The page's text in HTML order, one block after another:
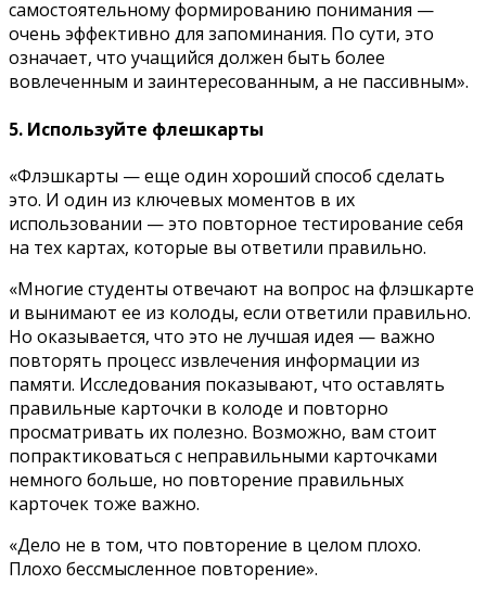
самостоятельному формированию понимания —
очень эффективно для запоминания. По сути, это
означает, что учащийся должен быть более
вовлеченным и заинтересованным, а не пассивным».
5. Используйте флешкарты
«Флэшкарты — еще один хороший способ сделать
это. И один из ключевых моментов в их
использовании — это повторное тестирование себя
на тех картах, которые вы ответили правильно.
«Многие студенты отвечают на вопрос на флэшкарте
и вынимают ее из колоды, если ответили правильно.
Но оказывается, что это не лучшая идея — важно
повторять процесс извлечения информации из
памяти. Исследования показывают, что оставлять
правильные карточки в колоде и повторно
просматривать их полезно. Возможно, вам стоит
попрактиковаться с неправильными карточками
немного больше, но повторение правильных
карточек тоже важно.
«Дело не в том, что повторение в целом плохо.
Плохо бессмысленное повторение».